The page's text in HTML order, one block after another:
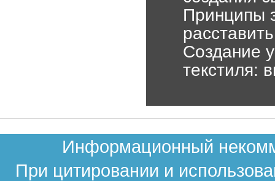
Принципы
Создание
текстиля:
Информационный
При цитировании и